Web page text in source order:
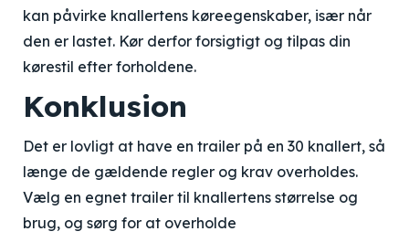
kan påvirke knallertens køreegenskaber, især når
den er lastet. Kør derfor forsigtigt og tilpas din
kørestil efter forholdene.
Konklusion
Det er lovligt at have en trailer på en 30 knallert, så
længe de gældende regler og krav overholdes.
Vælg en egnet trailer til knallertens størrelse og
brug, og sørg for at overholde